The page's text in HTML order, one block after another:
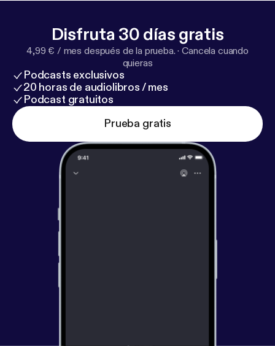
Disfruta 30 días gratis
4,99 € / mes después de la prueba. ·Cancela cuando
quieras
Podcasts exclusivos
20 horas de audiolibros / mes
Podcast gratuitos
Prueba gratis